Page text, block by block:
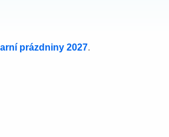
prázdniny 2027.